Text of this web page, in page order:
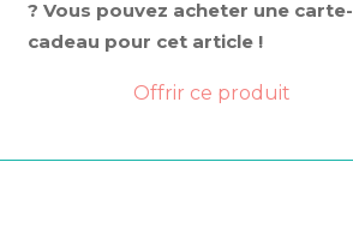
? Vous pouvez acheter une carte-
cadeau pour cet article !
Offrir ce produit